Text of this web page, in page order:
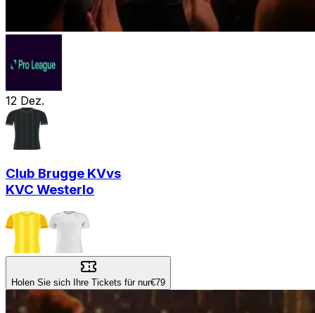
12 Dez.
Club Brugge KVvs
KVC Westerlo
Holen Sie sich Ihre Tickets für nur€79